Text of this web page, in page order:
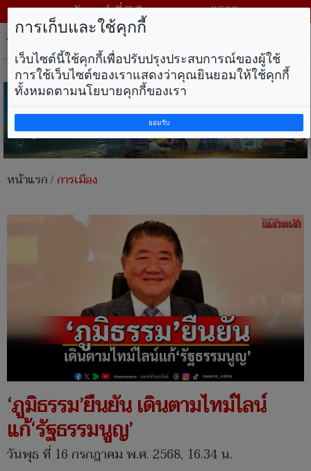
วันศุกร์ ที่ 7 สิงหาคม พ.ศ. 2569
หน้าแรก/การเมือง
‘ภูมิธรรม’ยืนยัน เดินตามไทม์ไลน์
แก้‘รัฐธรรมนูญ’
วันพุธ ที่ 16 กรกฎาคม พ.ศ. 2568, 16.34 น.
การเก็บและใช้คุกกี้
เว็บไซต์นี้ใช้คุกกี้เพื่อปรับปรุงประสบการณ์ของผู้ใช้
การใช้เว็บไซต์ของเราแสดงว่าคุณยินยอมให้ใช้คุกกี้
ทั้งหมดตามนโยบายคุกกี้ของเรา
ยอมรับ